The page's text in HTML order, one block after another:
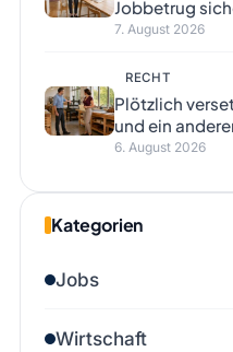
Jobbetrug
7. August 2026
RECHT
Plötzlich
und ein
6. August 2026
Kategorien
Jobs
Wirtschaft